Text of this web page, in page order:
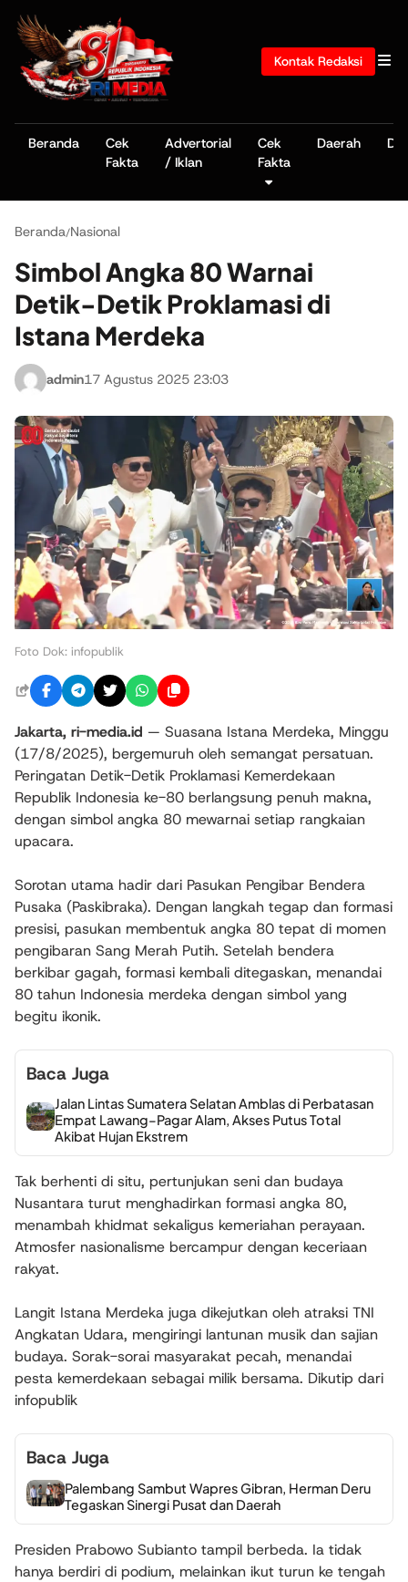
Kontak Redaksi
Beranda
Cek
Fakta
Advertorial
/ Iklan
Cek
Fakta
Daerah
Beranda/Nasional
Simbol Angka 80 Warnai
Detik-Detik Proklamasi di
Istana Merdeka
admin17 Agustus 2025 23:03
Foto Dok: infopublik
Jakarta, ri-media.id — Suasana Istana Merdeka, Minggu
(17/8/2025), bergemuruh oleh semangat persatuan.
Peringatan Detik-Detik Proklamasi Kemerdekaan
Republik Indonesia ke-80 berlangsung penuh makna,
dengan simbol angka 80 mewarnai setiap rangkaian
upacara.
Sorotan utama hadir dari Pasukan Pengibar Bendera
Pusaka (Paskibraka). Dengan langkah tegap dan formasi
presisi, pasukan membentuk angka 80 tepat di momen
pengibaran Sang Merah Putih. Setelah bendera
berkibar gagah, formasi kembali ditegaskan, menandai
80 tahun Indonesia merdeka dengan simbol yang
begitu ikonik.
Baca Juga
Jalan Lintas Sumatera Selatan Amblas di Perbatasan
Empat Lawang–Pagar Alam, Akses Putus Total
Akibat Hujan Ekstrem
Tak berhenti di situ, pertunjukan seni dan budaya
Nusantara turut menghadirkan formasi angka 80,
menambah khidmat sekaligus kemeriahan perayaan.
Atmosfer nasionalisme bercampur dengan keceriaan
rakyat.
Langit Istana Merdeka juga dikejutkan oleh atraksi TNI
Angkatan Udara, mengiringi lantunan musik dan sajian
budaya. Sorak-sorai masyarakat pecah, menandai
pesta kemerdekaan sebagai milik bersama. Dikutip dari
infopublik
Baca Juga
Palembang Sambut Wapres Gibran, Herman Deru
Tegaskan Sinergi Pusat dan Daerah
Presiden Prabowo Subianto tampil berbeda. Ia tidak
hanya berdiri di podium, melainkan ikut turun ke tengah